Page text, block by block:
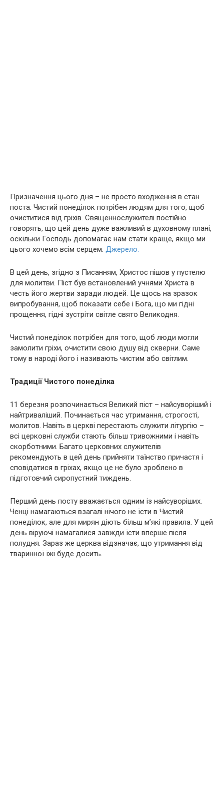
Призначення цього дня – не просто входження в стан
поста. Чистий понеділок потрібен людям для того, щоб
очиститися від гріхів. Священнослужителі постійно
говорять, що цей день дуже важливий в духовному плані,
оскільки Господь допомагає нам стати краще, якщо ми
цього хочемо всім серцем. Джерело.
В цей день, згідно з Писанням, Христос пішов у пустелю
для молитви. Піст був встановлений учнями Христа в
честь його жepтви заради людей. Це щось на зразок
випробування, щоб показати себе і Бога, що ми гідні
прощення, гідні зустріти світле свято Великодня.
Чистий понеділок потрібен для того, щоб люди могли
замолити гріхи, очистити свою душу від скверни. Саме
тому в народі його і називають чистим або світлим.
Традиції Чистого понеділка
11 березня розпочинається Великий піст – найсуворіший і
найтриваліший. Починається час утримання, строгості,
молитов. Навіть в церкві перестають служити літургію –
всi церковні служби стають більш тривожними і навіть
скорботними. Багато церковних служителів
рекомендують в цей день прийняти таїнство причастя і
сповідатися в гріхах, якщо це не було зроблено в
підготовчий сиропустний тиждень.
Перший день посту вважається одним із найсуворіших.
Ченці намагаються взагалі нічого не їсти в Чистий
понеділок, але для мирян діють більш м’які правила. У цей
день віруючі намагалися завжди їсти вперше після
полудня. Зараз же церква відзначає, що утримання від
тваринної їжі буде досить.